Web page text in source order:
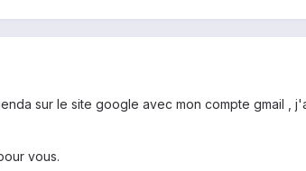
sur le site google avec mon compte gmail ,
vous.